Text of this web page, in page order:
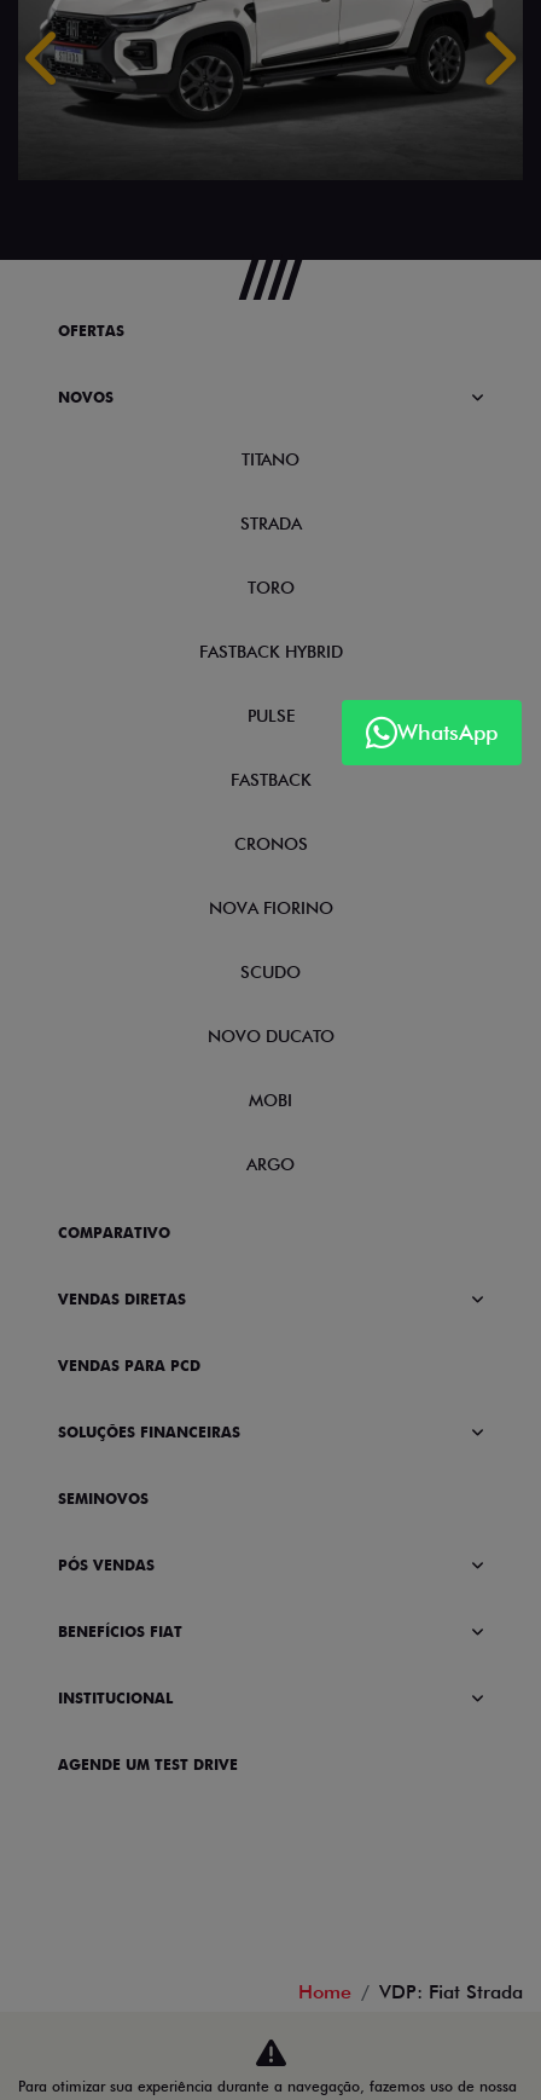
Anterior
WhatsApp
OFERTAS
NOVOS
TITANO
STRADA
TORO
FASTBACK HYBRID
PULSE
FASTBACK
CRONOS
NOVA FIORINO
SCUDO
NOVO DUCATO
MOBI
ARGO
COMPARATIVO
VENDAS DIRETAS
VENDAS PARA PCD
SOLUÇÕES FINANCEIRAS
SEMINOVOS
PÓS VENDAS
BENEFÍCIOS FIAT
INSTITUCIONAL
AGENDE UM TEST DRIVE
Home VDP: Fiat Strada
Desacelere. Seu bem maior é a vida.
Para otimizar sua experiência durante a navegação, fazemos uso de nossa